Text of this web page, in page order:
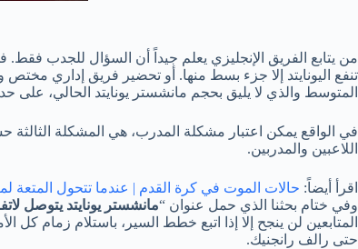
من يتابع الفريق الإنجليزي يعلم جيداً أن السؤال للجدب فقط.
تنفع اليونايتد إلا جزء بسط منها. أو تحضير فريق إداري
المتوسط والذي لا يليق بحجم مانشستر يونايتد الحالي، على
في الواقع يمكن اعتبار مشكلة المدرب، هي المشكلة
اللاعبين والمدربين.
اقرأ أيضاً: حالات الموت في كرة القدم | عندما تتحول المتعة
وفي ختام بحثنا الذي حمل عنوان “مانشستر يونايتد يتوصل
المتابعين لن ينجح إلا إذا اتبع خطط السير، باستلام زمام
حتى رالف رانجنيك.